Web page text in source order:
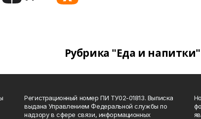
Рубрика "Еда и напитки"
Регистрационный номер ПИ ТУ02-01813. Выписка
выдана Управлением Федеральной службы по
надзору в сфере связи, информационных